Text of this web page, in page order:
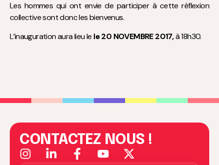
Les hommes qui ont envie de participer à cette réflexion
collective sont donc les bienvenus.
L’inauguration aura lieu le le 20 NOVEMBRE 2017,à 18h30.
CONTACTEZ NOUS !